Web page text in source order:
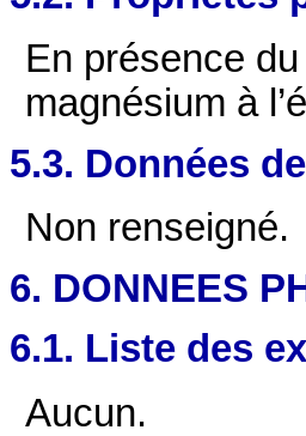
En présence
magnésium à
5.3. Données
Non renseigné.
6. DONNEES
6.1. Liste des
Aucun.